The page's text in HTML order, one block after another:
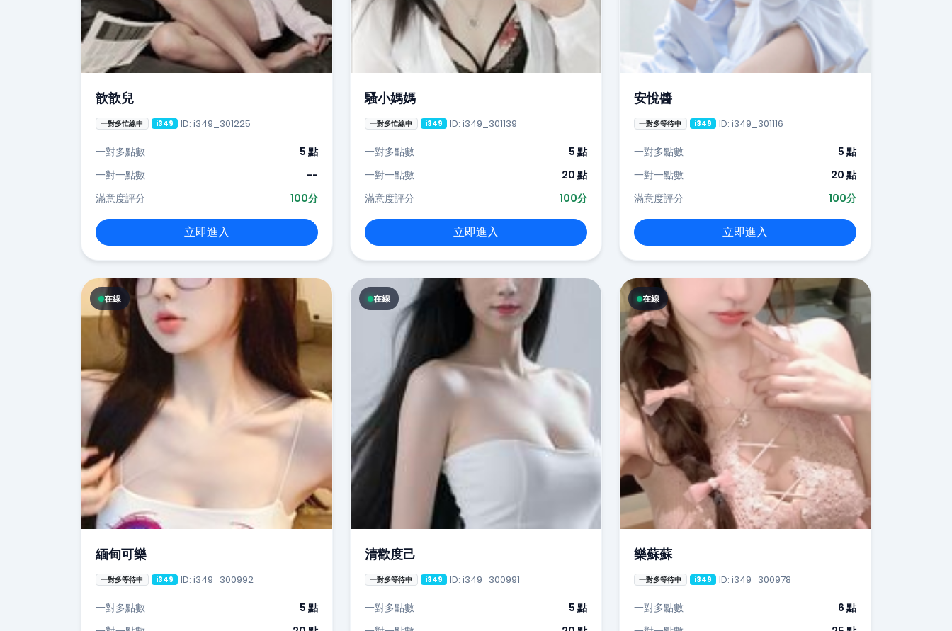
歆歆兒
一對多忙線中 i349 ID: i349_301225
一對多點數
5 點
一對一點數
--
滿意度評分
100分
立即進入
騷小媽媽
一對多忙線中 i349 ID: i349_301139
一對多點數
5 點
一對一點數
20 點
滿意度評分
100分
立即進入
安悅醬
一對多等待中 i349 ID: i349_301116
一對多點數
5 點
一對一點數
20 點
滿意度評分
100分
立即進入
在線
緬甸可樂
一對多等待中 i349 ID: i349_300992
一對多點數
5 點
在線
清歡度己
一對多等待中 i349 ID: i349_300991
一對多點數
5 點
在線
樂蘇蘇
一對多等待中 i349 ID: i349_300978
一對多點數
6 點